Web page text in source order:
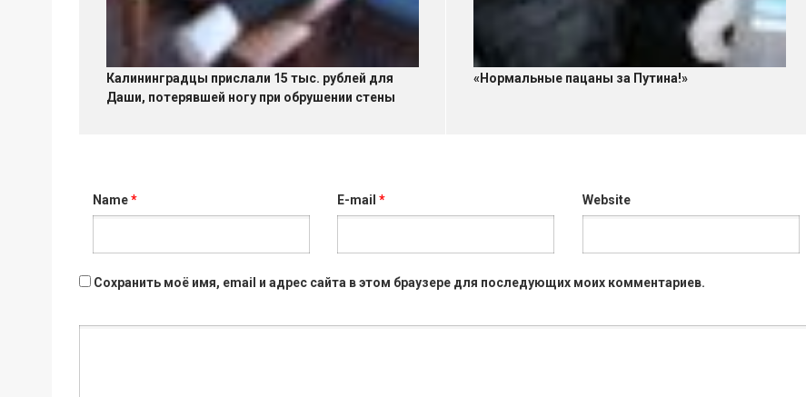
Калининградцы прислали 15 тыс. рублей для
Даши, потерявшей ногу при обрушении стены
«Нормальные пацаны за Путина!»
Name* E-mail* Website
Сохранить моё имя, email и адрес сайта в этом браузере для последующих моих комментариев.